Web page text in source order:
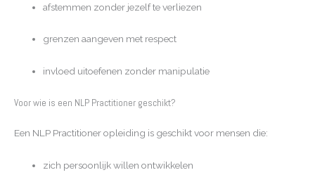
afstemmen zonder jezelf te verliezen
grenzen aangeven met respect
invloed uitoefenen zonder manipulatie
Voor wie is een NLP Practitioner geschikt?
Een NLP Practitioner opleiding is geschikt voor mensen die:
zich persoonlijk willen ontwikkelen